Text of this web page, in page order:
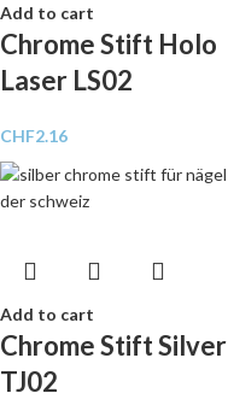
Add to cart
Chrome Stift Holo
Laser LS02
CHF2.16
Add to cart
Chrome Stift Silver
TJ02